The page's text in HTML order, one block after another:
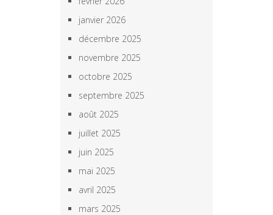
janvier 2026
décembre 2025
novembre 2025
octobre 2025
septembre 2025
août 2025
juillet 2025
juin 2025
mai 2025
avril 2025
mars 2025